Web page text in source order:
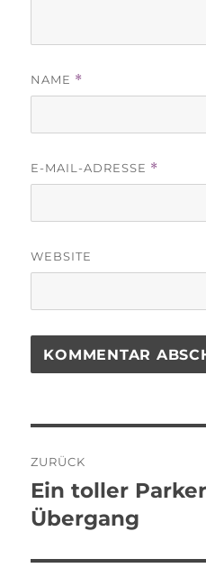
NAME *
E-MAIL-ADRESSE *
WEBSITE
ZURÜCK
Vorheriger
Beitrag:
Ein toller
Übergang